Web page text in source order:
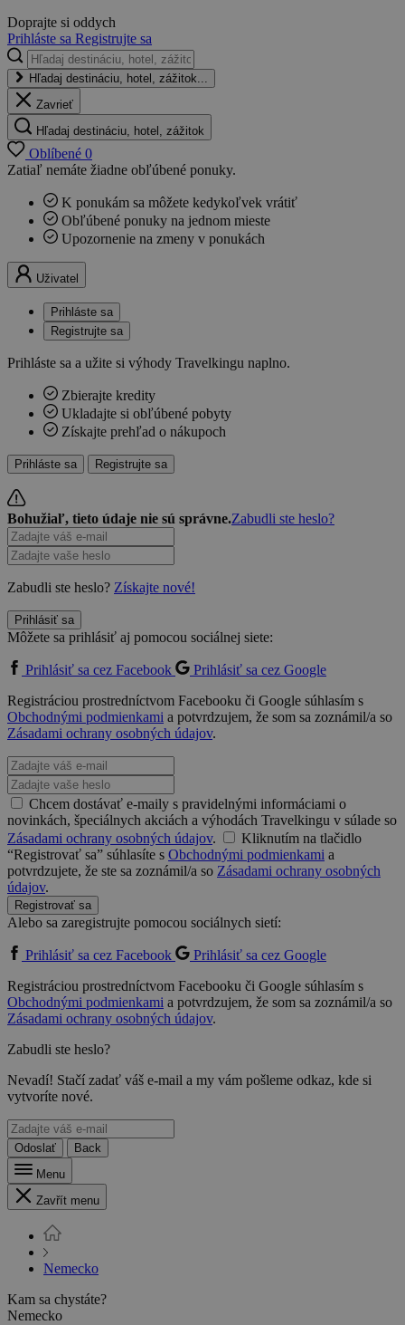
Doprajte si oddych
Prihláste sa Registrujte sa
Hľadaj destináciu, hotel, zážitok...
Zavrieť
Hľadaj destináciu, hotel, zážitok
Oblíbené 0
Zatiaľ nemáte žiadne obľúbené ponuky.
K ponukám sa môžete kedykoľvek vrátiť
Obľúbené ponuky na jednom mieste
Upozornenie na zmeny v ponukách
Uživatel
Prihláste sa
Registrujte sa
Prihláste sa a užite si výhody Travelkingu naplno.
Zbierajte kredity
Ukladajte si obľúbené pobyty
Získajte prehľad o nákupoch
Prihláste sa Registrujte sa
Bohužiaľ, tieto údaje nie sú správne.Zabudli ste heslo?
Zabudli ste heslo? Získajte nové!
Prihlásiť sa
Môžete sa prihlásiť aj pomocou sociálnej siete:
Prihlásiť sa cez Facebook
Prihlásiť sa cez Google
Registráciou prostredníctvom Facebooku či Google súhlasím s
Obchodnými podmienkami a potvrdzujem, že som sa zoznámil/a so
Zásadami ochrany osobných údajov.
Chcem dostávať e-maily s pravidelnými informáciami o
novinkách, špeciálnych akciách a výhodách Travelkingu v súlade so
Zásadami ochrany osobných údajov.
Kliknutím na tlačidlo
“Registrovať sa” súhlasíte s Obchodnými podmienkami a
potvrdzujete, že ste sa zoznámil/a so Zásadami ochrany osobných
údajov.
Registrovať sa
Alebo sa zaregistrujte pomocou sociálnych sietí:
Prihlásiť sa cez Facebook
Prihlásiť sa cez Google
Registráciou prostredníctvom Facebooku či Google súhlasím s
Obchodnými podmienkami a potvrdzujem, že som sa zoznámil/a so
Zásadami ochrany osobných údajov.
Zabudli ste heslo?
Nevadí! Stačí zadať váš e-mail a my vám pošleme odkaz, kde si
vytvoríte nové.
Odoslať
Back
Menu
Zavřít menu
Nemecko
Kam sa chystáte?
Nemecko